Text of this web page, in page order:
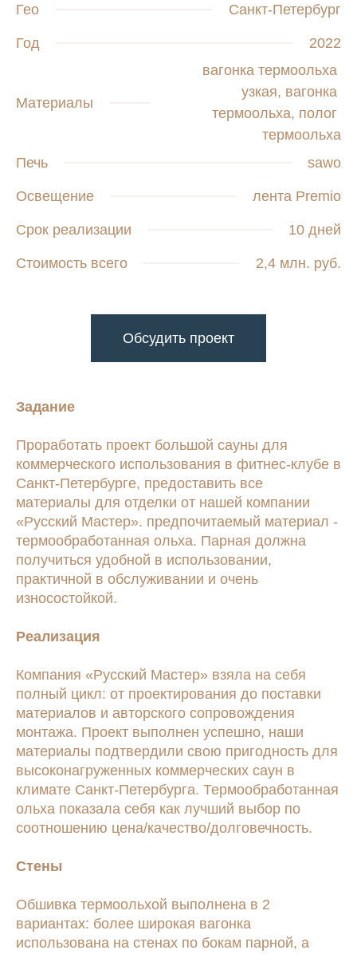
Задание
Проработать проект большой сауны для
коммерческого использования в фитнес-клубе в
Санкт-Петербурге, предоставить все
материалы для отделки от нашей компании
«Русский Мастер». предпочитаемый материал -
термообработанная ольха. Парная должна
получиться удобной в использовании,
практичной в обслуживании и очень
износостойкой.
Реализация
Компания «Русский Мастер» взяла на себя
полный цикл: от проектирования до поставки
материалов и авторского сопровождения
монтажа. Проект выполнен успешно, наши
материалы подтвердили свою пригодность для
высоконагруженных коммерческих саун в
климате Санкт-Петербурга. Термообработанная
ольха показала себя как лучший выбор по
соотношению цена/качество/долговечность.
Стены
Обшивка термоольхой выполнена в 2
вариантах: более широкая вагонка
использована на стенах по бокам парной, а
Гео Санкт-Петербург
Год 2022
Материалы
вагонка термоольха
узкая, вагонка
термоольха, полог
термоольха
Печь
sawo
Освещение лента Premio
Срок реализации 10 дней
Стоимость всего 2,4 млн. руб.
Обсудить проект